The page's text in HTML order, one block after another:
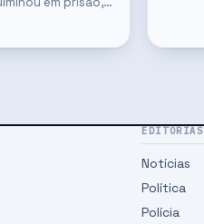
EDITORIAS
Notícias
Política
Polícia